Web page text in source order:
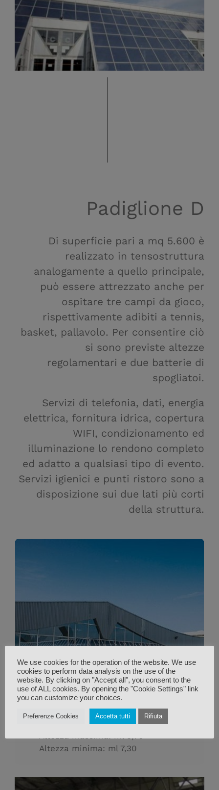
Padiglione D
Di superficie pari a mq 5.600 è
realizzato in tensostruttura
analogamente a quello principale,
può essere attrezzato anche per
ospitare tre campi da gioco,
rispettivamente adibiti a tennis,
basket, pallavolo. Per consentire ciò
si sono previste altezze
regolamentari e due batterie di
spogliatoi.
Servizi di telefonia, dati, energia
elettrica, fornitura idrica, copertura
WIFI, condizionamento ed
illuminazione lo rendono completo
ed adatto a qualsiasi tipo di evento.
Servizi igienici e punti ristoro sono a
disposizione sui due lati più corti
della struttura.
Superficie: 5.600 mq
Lunghezza: ml 115
Larghezza: ml 48
Carico max. a terra: 15.000 kg/mq
Altezza massima: ml 9,70
Altezza minima: ml 7,30
We use cookies for the operation of the website. We use
cookies to perform data analysis on the use of the
website. By clicking on "Accept all", you consent to the
use of ALL cookies. By opening the "Cookie Settings" link
you can customize your choices.
Preferenze Cookies Accetta tutti Rifiuta